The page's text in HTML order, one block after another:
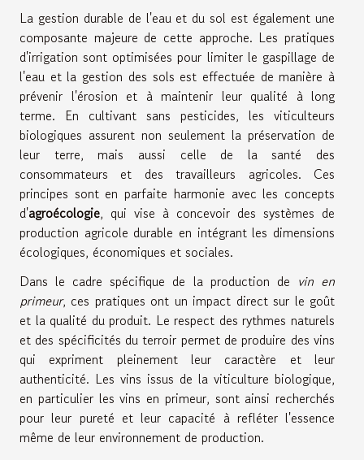
La gestion durable de l'eau et du sol est également une
composante majeure de cette approche. Les pratiques
d'irrigation sont optimisées pour limiter le gaspillage de
l'eau et la gestion des sols est effectuée de manière à
prévenir l'érosion et à maintenir leur qualité à long
terme. En cultivant sans pesticides, les viticulteurs
biologiques assurent non seulement la préservation de
leur terre, mais aussi celle de la santé des
consommateurs et des travailleurs agricoles. Ces
principes sont en parfaite harmonie avec les concepts
d'agroécologie, qui vise à concevoir des systèmes de
production agricole durable en intégrant les dimensions
écologiques, économiques et sociales.
Dans le cadre spécifique de la production de vin en
primeur, ces pratiques ont un impact direct sur le goût
et la qualité du produit. Le respect des rythmes naturels
et des spécificités du terroir permet de produire des vins
qui expriment pleinement leur caractère et leur
authenticité. Les vins issus de la viticulture biologique,
en particulier les vins en primeur, sont ainsi recherchés
pour leur pureté et leur capacité à refléter l'essence
même de leur environnement de production.